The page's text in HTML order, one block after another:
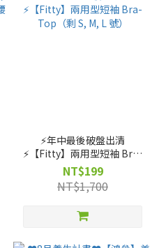
⚡️年中最後破盤出清
⚡️【Fitty】兩用型短袖 Bra-
Top（剩 S, M, L 號）
NT$199
NT$1,700